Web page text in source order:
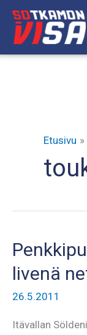
Siirry
sisältöön
Etusivu
livenä
26.5.2011
Itävallan